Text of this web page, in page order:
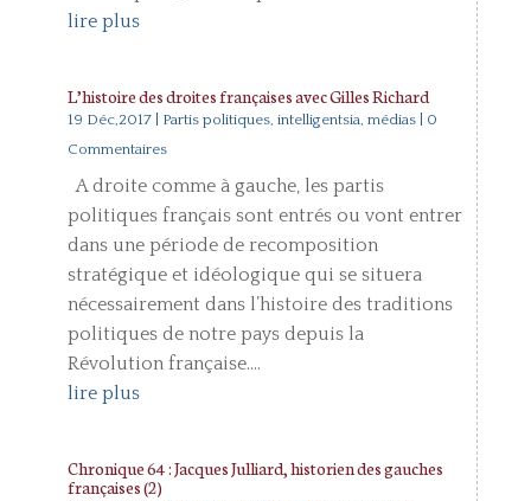
lire plus
L’histoire des droites françaises avec Gilles Richard
19 Déc,2017| Partis politiques, intelligentsia, médias| 0
Commentaires
A droite comme à gauche, les partis
politiques français sont entrés ou vont entrer
dans une période de recomposition
stratégique et idéologique qui se situera
nécessairement dans l’histoire des traditions
politiques de notre pays depuis la
Révolution française....
lire plus
Chronique 64 : Jacques Julliard, historien des gauches
françaises (2)